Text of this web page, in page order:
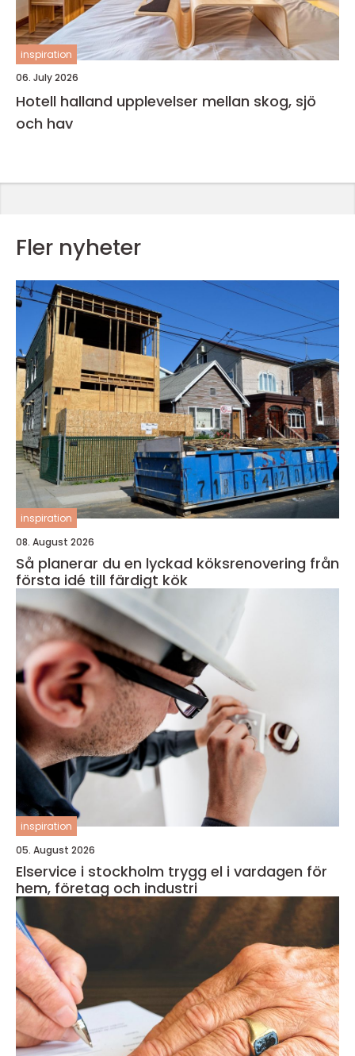
inspiration
06. July 2026
Hotell halland upplevelser mellan skog, sjö
och hav
Fler nyheter
inspiration
08. August 2026
Så planerar du en lyckad köksrenovering från
första idé till färdigt kök
inspiration
05. August 2026
Elservice i stockholm trygg el i vardagen för
hem, företag och industri